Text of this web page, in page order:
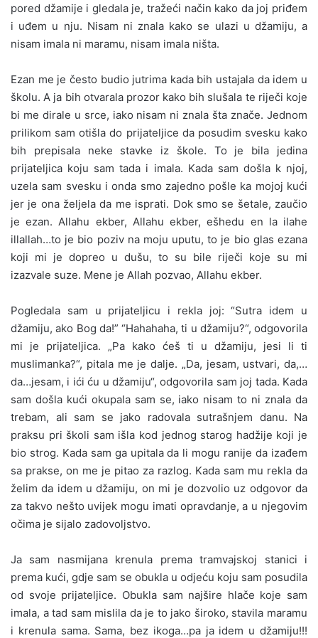
pored džamije i gledala je, tražeći način kako da joj priđem
i uđem u nju. Nisam ni znala kako se ulazi u džamiju, a
nisam imala ni maramu, nisam imala ništa.
Ezan me je često budio jutrima kada bih ustajala da idem u
školu. A ja bih otvarala prozor kako bih slušala te riječi koje
bi me dirale u srce, iako nisam ni znala šta znače. Jednom
prilikom sam otišla do prijateljice da posudim svesku kako
bih prepisala neke stavke iz škole. To je bila jedina
prijateljica koju sam tada i imala. Kada sam došla k njoj,
uzela sam svesku i onda smo zajedno pošle ka mojoj kući
jer je ona željela da me isprati. Dok smo se šetale, zaučio
je ezan. Allahu ekber, Allahu ekber, ešhedu en la ilahe
illallah…to je bio poziv na moju uputu, to je bio glas ezana
koji mi je dopreo u dušu, to su bile riječi koje su mi
izazvale suze. Mene je Allah pozvao, Allahu ekber.
Pogledala sam u prijateljicu i rekla joj: “Sutra idem u
džamiju, ako Bog da!” “Hahahaha, ti u džamiju?“, odgovorila
mi je prijateljica. „Pa kako ćeš ti u džamiju, jesi li ti
muslimanka?“, pitala me je dalje. „Da, jesam, ustvari, da,…
da…jesam, i ići ću u džamiju“, odgovorila sam joj tada. Kada
sam došla kući okupala sam se, iako nisam to ni znala da
trebam, ali sam se jako radovala sutrašnjem danu. Na
praksu pri školi sam išla kod jednog starog hadžije koji je
bio strog. Kada sam ga upitala da li mogu ranije da izađem
sa prakse, on me je pitao za razlog. Kada sam mu rekla da
želim da idem u džamiju, on mi je dozvolio uz odgovor da
za takvo nešto uvijek mogu imati opravdanje, a u njegovim
očima je sijalo zadovoljstvo.
Ja sam nasmijana krenula prema tramvajskoj stanici i
prema kući, gdje sam se obukla u odjeću koju sam posudila
od svoje prijateljice. Obukla sam najšire hlače koje sam
imala, a tad sam mislila da je to jako široko, stavila maramu
i krenula sama. Sama, bez ikoga…pa ja idem u džamiju!!!